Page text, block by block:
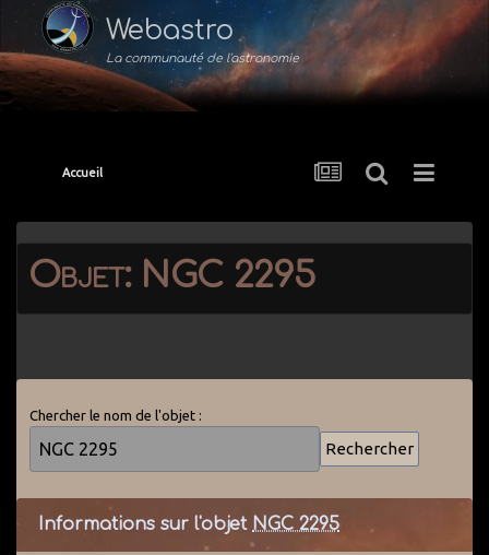
Webastro
La communauté de l'astronomie
Accueil
Objet: NGC 2295
Chercher le nom de l'objet :
Informations sur l'objet NGC 2295